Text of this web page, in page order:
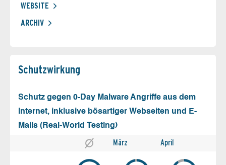
WEBSITE
ARCHIV
Schutz­wirkung
Schutz gegen 0-Day Malware Angriffe aus dem
Internet, inklusive bösartiger Webseiten und E-
Mails (Real-World Testing)
März April